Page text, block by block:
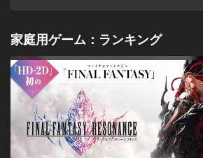
家庭用ゲーム：ランキング